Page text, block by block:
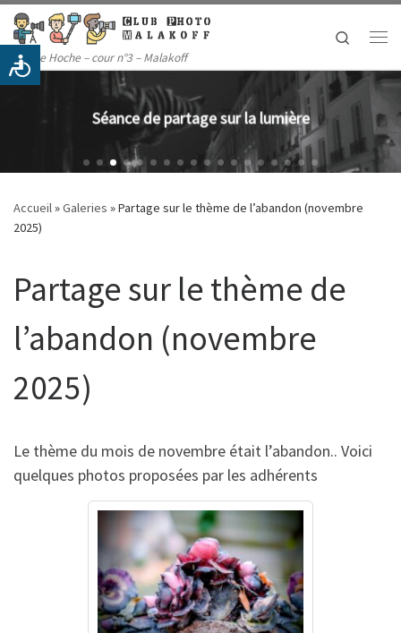
Passer au contenu
14 rue Hoche – cour n°3 – Malakoff
Search
Séance de partage sur l'abandon
Accueil»Galeries »Partage sur le thème de l’abandon (novembre
2025)
Partage sur le thème de
l’abandon (novembre
2025)
Le thème du mois de novembre était l’abandon.. Voici
quelques photos proposées par les adhérents